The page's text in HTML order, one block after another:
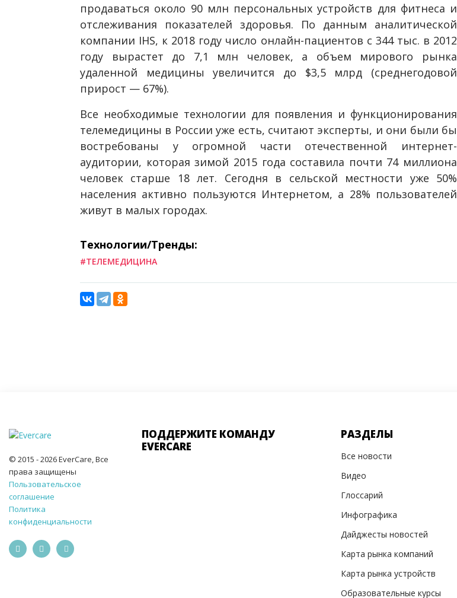
продаваться около 90 млн персональных устройств для фитнеса и
отслеживания показателей здоровья. По данным аналитической
компании IHS, к 2018 году число онлайн-пациентов с 344 тыс. в 2012
году вырастет до 7,1 млн человек, а объем мирового рынка
удаленной медицины увеличится до $3,5 млрд (среднегодовой
прирост — 67%).
Все необходимые технологии для появления и функционирования
телемедицины в России уже есть, считают эксперты, и они были бы
востребованы у огромной части отечественной интернет-
аудитории, которая зимой 2015 года составила почти 74 миллиона
человек старше 18 лет. Сегодня в сельской местности уже 50%
населения активно пользуются Интернетом, а 28% пользователей
живут в малых городах.
Технологии/Тренды:
#ТЕЛЕМЕДИЦИНА
© 2015 - 2026 EverCare, Все
права защищены
Пользовательское
соглашение
Политика
конфиденциальности
ПОДДЕРЖИТЕ КОМАНДУ
EVERCARE
РАЗДЕЛЫ
Все новости
Видео
Глоссарий
Инфографика
Дайджесты новостей
Карта рынка компаний
Карта рынка устройств
Образовательные курсы